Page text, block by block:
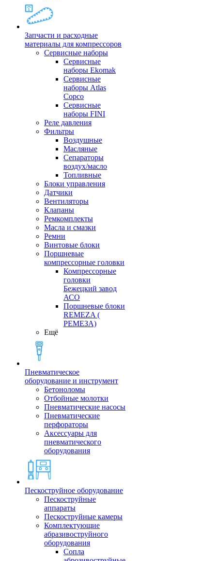
Запчасти и расходные
материалы для компрессоров
Cервисные наборы
Сервисные
наборы Ekomak
Cервисные
наборы Atlas
Copco
Сервисные
наборы FINI
Реле давления
Фильтры
Воздушные
Масляные
Сепараторы
воздух/масло
Топливные
Блоки управления
Датчики
Вентиляторы
Клапаны
Ремкомплекты
Масла и смазки
Ремни
Винтовые блоки
Поршневые
компрессорные головки
Компрессорные
головки
Бежецкий завод
АСО
Поршневые блоки
REMEZA (
РЕМЕЗА)
Ещё
Пневматическое
оборудование и инструмент
Бетоноломы
Отбойные молотки
Пневматические насосы
Пневматические
перфораторы
Аксессуары для
пневматического
оборудования
Пескоструйное оборудование
Пескоструйные
аппараты
Пескоструйные камеры
Комплектующие
абразивоструйного
оборудования
Сопла